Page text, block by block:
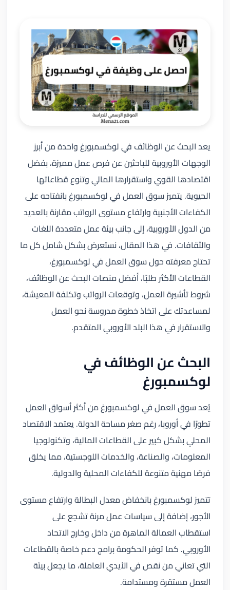
يعد البحث عن الوظائف في لوكسمبورغ واحدة من أبرز
الوجهات الأوروبية للباحثين عن فرص عمل مميزة، بفضل
اقتصادها القوي واستقرارها المالي وتنوع قطاعاتها
الحيوية. يتميز سوق العمل في لوكسمبورغ بانفتاحه على
الكفاءات الأجنبية وارتفاع مستوى الرواتب مقارنة بالعديد
من الدول الأوروبية، إلى جانب بيئة عمل متعددة اللغات
والثقافات. في هذا المقال، نستعرض بشكل شامل كل ما
تحتاج معرفته حول سوق العمل في لوكسمبورغ،
القطاعات الأكثر طلبًا، أفضل منصات البحث عن الوظائف،
شروط تأشيرة العمل، وتوقعات الرواتب وتكلفة المعيشة،
لمساعدتك على اتخاذ خطوة مدروسة نحو العمل
والاستقرار في هذا البلد الأوروبي المتقدم.
البحث عن الوظائف في
لوكسمبورغ
يُعد سوق العمل في لوكسمبورغ من أكثر أسواق العمل
تطورًا في أوروبا، رغم صغر مساحة الدولة. يعتمد الاقتصاد
المحلي بشكل كبير على القطاعات المالية، وتكنولوجيا
المعلومات، والصناعة، والخدمات اللوجستية، مما يخلق
فرصًا مهنية متنوعة للكفاءات المحلية والدولية.
تتميز لوكسمبورغ بانخفاض معدل البطالة وارتفاع مستوى
الأجور، إضافة إلى سياسات عمل مرنة تشجع على
استقطاب العمالة الماهرة من داخل وخارج الاتحاد
الأوروبي. كما توفر الحكومة برامج دعم خاصة بالقطاعات
التي تعاني من نقص في الأيدي العاملة، ما يجعل بيئة
العمل مستقرة ومستدامة.